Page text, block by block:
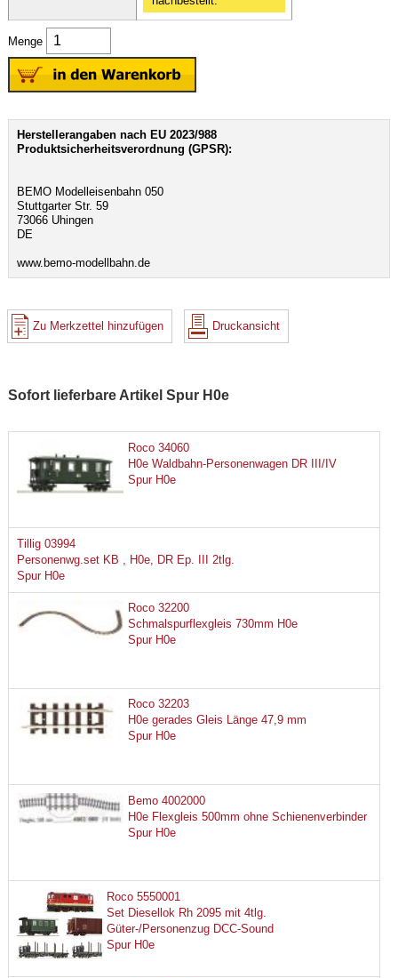
Menge
Herstellerangaben nach EU 2023/988
Produktsicherheitsverordnung (GPSR):
BEMO Modelleisenbahn 050
Stuttgarter Str. 59
73066 Uhingen
DE
www.bemo-modellbahn.de
Zu Merkzettel hinzufügen Druckansicht
Sofort lieferbare Artikel Spur H0e
Roco 34060
H0e Waldbahn-Personenwagen DR III/IV
Spur H0e
Tillig 03994
Personenwg.set KB , H0e, DR Ep. III 2tlg.
Spur H0e
Roco 32200
Schmalspurflexgleis 730mm H0e
Spur H0e
Roco 32203
H0e gerades Gleis Länge 47,9 mm
Spur H0e
Bemo 4002000
H0e Flexgleis 500mm ohne Schienenverbinder
Spur H0e
Roco 5550001
Set Diesellok Rh 2095 mit 4tlg.
Güter-/Personenzug DCC-Sound
Spur H0e